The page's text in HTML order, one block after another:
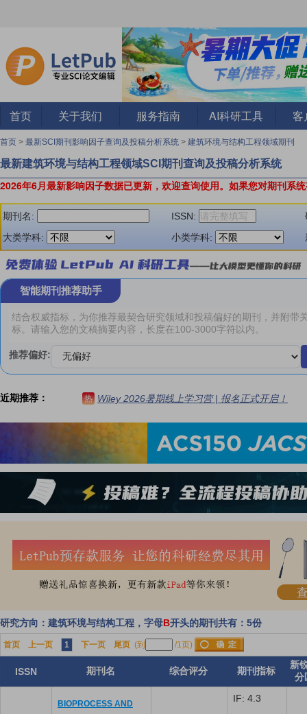
首页 关于我们 服务指南 AI科研工具 客
首页 > 最新SCI期刊影响因子查询及投稿分析系统 > 建筑环境与结构工程领域期刊
最新建筑环境与结构工程领域SCI期刊查询及投稿分析系统
2026年6月最新影响因子数据已更新，欢迎查询使用。 如果您对期刊系
期刊名: ISSN:
大类学科:
小类学科:
智能期刊推荐助手
推荐偏好:
近期推荐： 热 Wiley 2026暑期线上学习营 | 报名正式开启！
研究方向：建筑环境与结构工程，字母B开头的期刊共有：5份
首页 上一页 1 下一页 尾页 (到 /1页)
ISSN 期刊名 综合评分 期刊指标
新
分
BIOPROCESS AND
IF: 4.3